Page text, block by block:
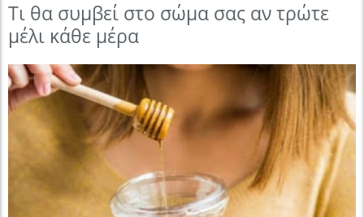
Τι θα συμβεί στο σώμα σας αν τρώτε
μέλι κάθε μέρα